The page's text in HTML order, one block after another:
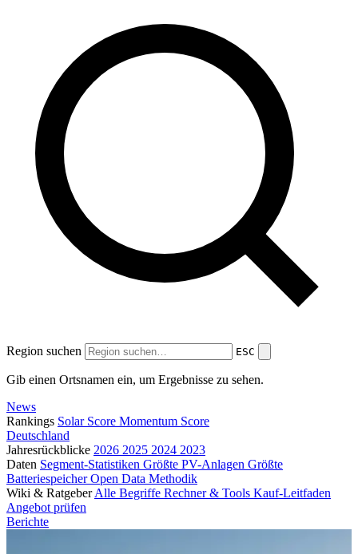
Region suchen ESC
Gib einen Ortsnamen ein, um Ergebnisse zu sehen.
News
Rankings Solar Score Momentum Score
Deutschland
Jahresrückblicke 2026 2025 2024 2023
Daten Segment-Statistiken Größte PV-Anlagen Größte
BatteriespeicherOpen Data Methodik
Wiki & Ratgeber Alle Begriffe Rechner & Tools Kauf-Leitfaden
Angebot prüfen
Berichte